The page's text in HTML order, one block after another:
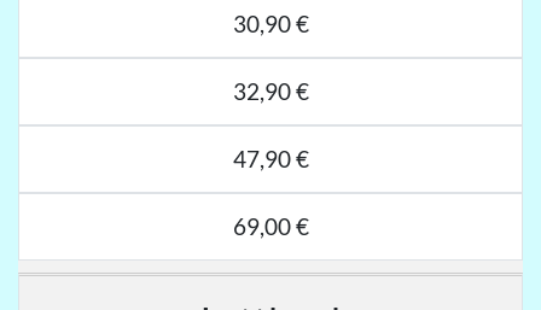
30,90 €
32,90 €
47,90 €
69,00 €